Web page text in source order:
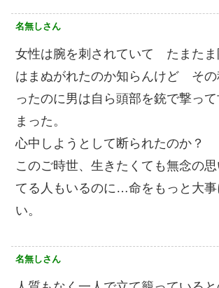
名無しさん
女性は腕を刺されていて たまたま
はまぬがれたのか知らんけど その
ったのに男は自ら頭部を銃で撃っ
まった。
心中しようとして断られたのか？
このご時世、生きたくても無念の
てる人もいるのに…命をもっと大事
い。
名無しさん